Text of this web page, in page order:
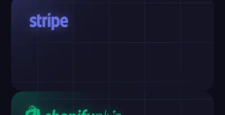
Sicurezza dei pagamenti di BloxCart
Con piattaforme come queste, la truffa è
Processore di pagamento affidabile